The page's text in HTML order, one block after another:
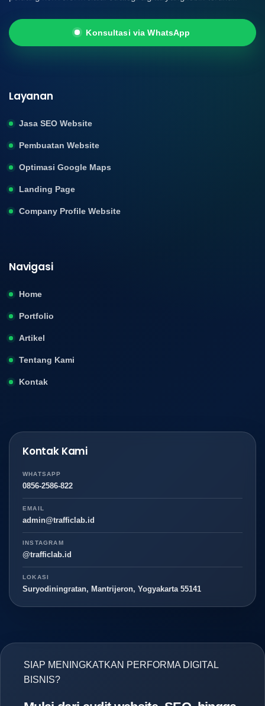
Konsultasi via WhatsApp
Layanan
Jasa SEO Website
Pembuatan Website
Optimasi Google Maps
Landing Page
Company Profile Website
Navigasi
Home
Portfolio
Artikel
Tentang Kami
Kontak
Kontak Kami
WHATSAPP
0856-2586-822
EMAIL
admin@trafficlab.id
INSTAGRAM
@trafficlab.id
LOKASI
Suryodiningratan, Mantrijeron, Yogyakarta 55141
SIAP MENINGKATKAN PERFORMA DIGITAL
BISNIS?